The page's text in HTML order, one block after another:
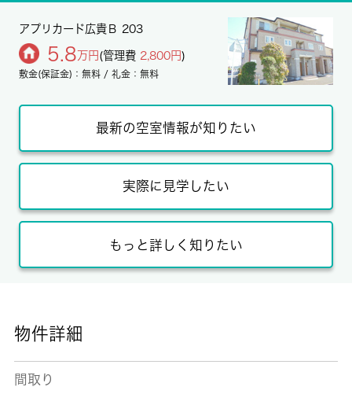
アプリカード広貴Ｂ 203
5.8 万円 (管理費 2,800円)
敷金(保証金)：無料 / 礼金：無料
最新の空室情報が知りたい
実際に見学したい
もっと詳しく知りたい
物件詳細
間取り